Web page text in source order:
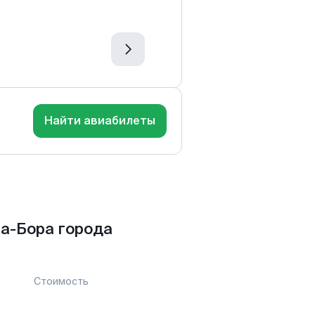
Найти авиабилеты
Бора города
Стоимость